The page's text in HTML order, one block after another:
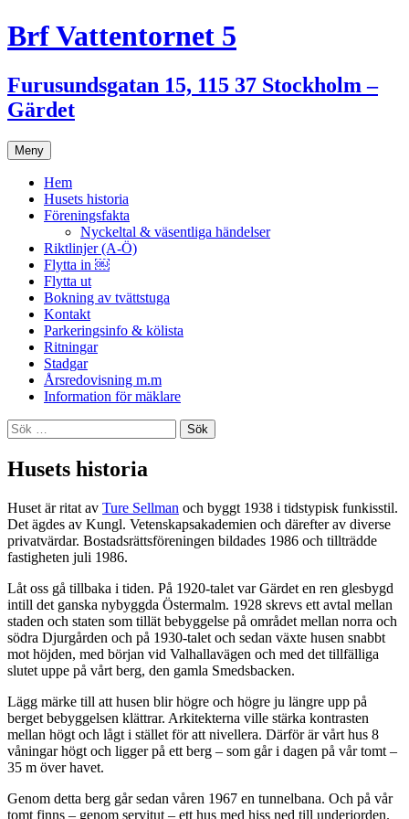
Hoppa
till
Brf Vattentornet 5
Furusundsgatan 15, 115 37 Stockholm –
Gärdet
Meny
Hem
Husets historia
Föreningsfakta
Nyckeltal & väsentliga händelser
Riktlinjer (A-Ö)
Flytta in ￼
Flytta ut
Bokning av tvättstuga
Kontakt
Parkeringsinfo & kölista
Ritningar
Stadgar
Årsredovisning m.m
Information för mäklare
Sök
efter:
Husets historia
Huset är ritat av Ture Sellman och byggt 1938 i tidstypisk funkisstil.
Det ägdes av Kungl. Vetenskapsakademien och därefter av diverse
privatvärdar. Bostadsrättsföreningen bildades 1986 och tillträdde
fastigheten juli 1986.
Låt oss gå tillbaka i tiden. På 1920-talet var Gärdet en ren glesbygd
intill det ganska nybyggda Östermalm. 1928 skrevs ett avtal mellan
staden och staten som tillät bebyggelse på området mellan norra och
södra Djurgården och på 1930-talet och sedan växte husen snabbt
mot höjden, med början vid Valhallavägen och med det tillfälliga
slutet uppe på vårt berg, den gamla Smedsbacken.
Lägg märke till att husen blir högre och högre ju längre upp på
berget bebyggelsen klättrar. Arkitekterna ville stärka kontrasten
mellan högt och lågt i stället för att nivellera. Därför är vårt hus 8
våningar högt och ligger på ett berg – som går i dagen på vår tomt –
35 m över havet.
Genom detta berg går sedan våren 1967 en tunnelbana. Och på vår
tomt finns – genom servitut – ett hus med hiss ned till underjorden.